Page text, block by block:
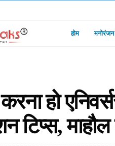
होम मनोरंजन
हो
टिप्स, माहौल